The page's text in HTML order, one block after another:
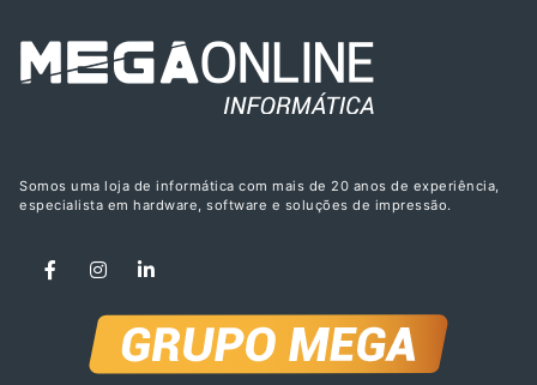
Somos uma loja de informática com mais de 20 anos de experiência,
especialista em hardware, software e soluções de impressão.